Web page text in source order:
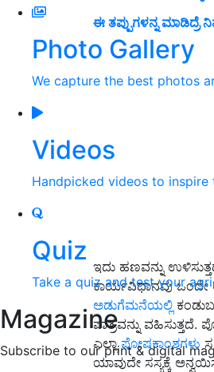
Photo Gallery
We capture the best photos
Videos
Handpicked videos to
Quiz
Take a quiz and test your
Magazine
Subscribe to our print & digital
ಈ ತಪ್ಪುಗಳನ್ನ
ಇದು ಹಣವನ್ನು
ಕಾರ್ಯವಿಧಾನವು ಒಂದೇ
ಅಡುಗೆಮನೆಯಲ್ಲಿ
ಪಾತ್ರವನ್ನು
ಎಲ್ಲಾಪೋಷಕಾಂಶಗಳು
ಯಾವುದೇ ಸಸ್ಯಕ್ಕೆ